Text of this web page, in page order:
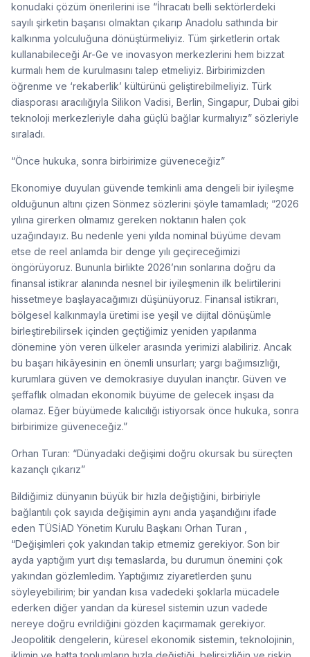
konudaki çözüm önerilerini ise “İhracatı belli sektörlerdeki
sayılı şirketin başarısı olmaktan çıkarıp Anadolu sathında bir
kalkınma yolculuğuna dönüştürmeliyiz. Tüm şirketlerin ortak
kullanabileceği Ar-Ge ve inovasyon merkezlerini hem bizzat
kurmalı hem de kurulmasını talep etmeliyiz. Birbirimizden
öğrenme ve ‘rekaberlik’ kültürünü geliştirebilmeliyiz. Türk
diasporası aracılığıyla Silikon Vadisi, Berlin, Singapur, Dubai gibi
teknoloji merkezleriyle daha güçlü bağlar kurmalıyız” sözleriyle
sıraladı.
“Önce hukuka, sonra birbirimize güveneceğiz”
Ekonomiye duyulan güvende temkinli ama dengeli bir iyileşme
olduğunun altını çizen Sönmez sözlerini şöyle tamamladı; “2026
yılına girerken olmamız gereken noktanın halen çok
uzağındayız. Bu nedenle yeni yılda nominal büyüme devam
etse de reel anlamda bir denge yılı geçireceğimizi
öngörüyoruz. Bununla birlikte 2026’nın sonlarına doğru da
finansal istikrar alanında nesnel bir iyileşmenin ilk belirtilerini
hissetmeye başlayacağımızı düşünüyoruz. Finansal istikrarı,
bölgesel kalkınmayla üretimi ise yeşil ve dijital dönüşümle
birleştirebilirsek içinden geçtiğimiz yeniden yapılanma
dönemine yön veren ülkeler arasında yerimizi alabiliriz. Ancak
bu başarı hikâyesinin en önemli unsurları; yargı bağımsızlığı,
kurumlara güven ve demokrasiye duyulan inançtır. Güven ve
şeffaflık olmadan ekonomik büyüme de gelecek inşası da
olamaz. Eğer büyümede kalıcılığı istiyorsak önce hukuka, sonra
birbirimize güveneceğiz.”
Orhan Turan: “Dünyadaki değişimi doğru okursak bu süreçten
kazançlı çıkarız”
Bildiğimiz dünyanın büyük bir hızla değiştiğini, birbiriyle
bağlantılı çok sayıda değişimin aynı anda yaşandığını ifade
eden TÜSİAD Yönetim Kurulu Başkanı Orhan Turan ,
“Değişimleri çok yakından takip etmemiz gerekiyor. Son bir
ayda yaptığım yurt dışı temaslarda, bu durumun önemini çok
yakından gözlemledim. Yaptığımız ziyaretlerden şunu
söyleyebilirim; bir yandan kısa vadedeki şoklarla mücadele
ederken diğer yandan da küresel sistemin uzun vadede
nereye doğru evrildiğini gözden kaçırmamak gerekiyor.
Jeopolitik dengelerin, küresel ekonomik sistemin, teknolojinin,